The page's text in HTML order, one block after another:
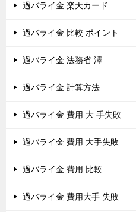
過バライ金 楽天カード
過バライ金 比較 ポイント
過バライ金 法務省 澤
過バライ金 計算方法
過バライ金 費用 大 手失敗
過バライ金 費用 大手失敗
過バライ金 費用 比較
過バライ金 費用大手 失敗